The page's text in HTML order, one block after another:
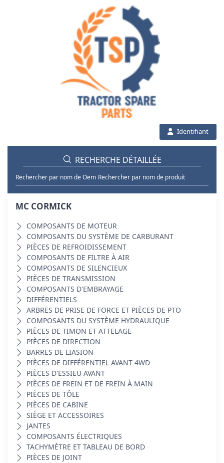
Identifiant
RECHERCHE DÉTAILLÉE
Rechercher par nom de Oem Rechercher par nom de produit
MC CORMICK
COMPOSANTS DE MOTEUR
COMPOSANTS DU SYSTÈME DE CARBURANT
PIÈCES DE REFROIDISSEMENT
COMPOSANTS DE FILTRE À AIR
COMPOSANTS DE SILENCIEUX
PIÈCES DE TRANSMISSION
COMPOSANTS D'EMBRAYAGE
DIFFÉRENTIELS
ARBRES DE PRISE DE FORCE ET PIÈCES DE PTO
COMPOSANTS DU SYSTÈME HYDRAULIQUE
PIÈCES DE TIMON ET ATTELAGE
PIÈCES DE DIRECTION
BARRES DE LIASION
PIÈCES DE DIFFÉRENTIEL AVANT 4WD
PIÈCES D'ESSIEU AVANT
PIÈCES DE FREIN ET DE FREIN À MAIN
PIÈCES DE TÔLE
PIÈCES DE CABINE
SIÈGE ET ACCESSOIRES
JANTES
COMPOSANTS ÉLECTRIQUES
TACHYMÈTRE ET TABLEAU DE BORD
PIÈCES DE JOINT